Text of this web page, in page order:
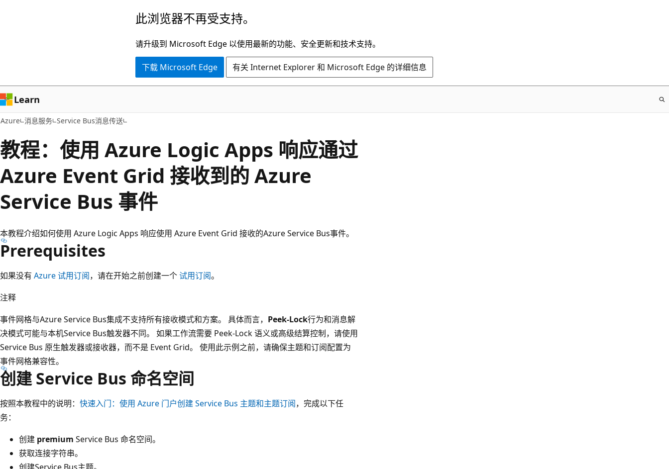
容
此浏览器不再受支持。
请升级到 Microsoft Edge 以使用最新的功能、安全更新和技术支持。
下载 Microsoft Edge 有关 Internet Explorer 和 Microsoft Edge 的详细信息
Learn
Azure 消息服务 Service Bus消息传送
教程：使用 Azure Logic Apps 响应通过
Azure Event Grid 接收到的 Azure
Service Bus 事件
本教程介绍如何使用 Azure Logic Apps 响应使用 Azure Event Grid 接收的Azure Service Bus事件。
Prerequisites
如果没有 Azure 试用订阅，请在开始之前创建一个试用订阅。
注释
事件网格与Azure Service Bus集成不支持所有接收模式和方案。 具体而言， Peek-Lock行为和消息解
决模式可能与本机Service Bus触发器不同。 如果工作流需要 Peek-Lock 语义或高级结算控制，请使用
Service Bus 原生触发器或接收器，而不是 Event Grid。 使用此示例之前，请确保主题和订阅配置为
事件网格兼容性。
创建 Service Bus 命名空间
按照本教程中的说明： 快速入门：使用 Azure 门户创建 Service Bus 主题和主题订阅，完成以下任
务：
创建 premium Service Bus 命名空间。
获取连接字符串。
创建Service Bus主题。